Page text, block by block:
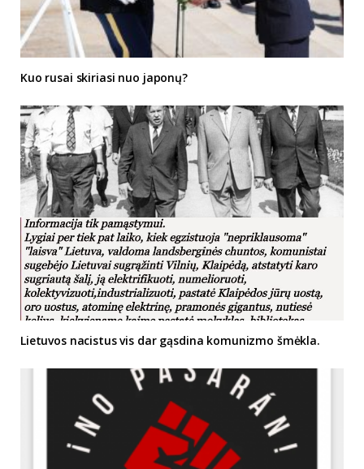
Kuo rusai skiriasi nuo japonų?
Lietuvos nacistus vis dar gąsdina komunizmo šmėkla.